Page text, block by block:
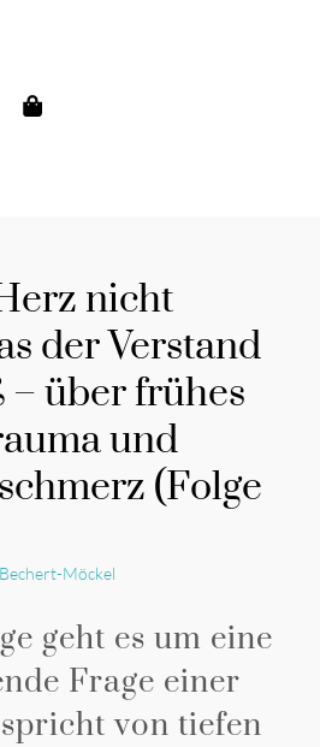
nicht
der Verstand
– über frühes
und
(Folge
Möckel
geht es um eine
Frage einer
von tiefen